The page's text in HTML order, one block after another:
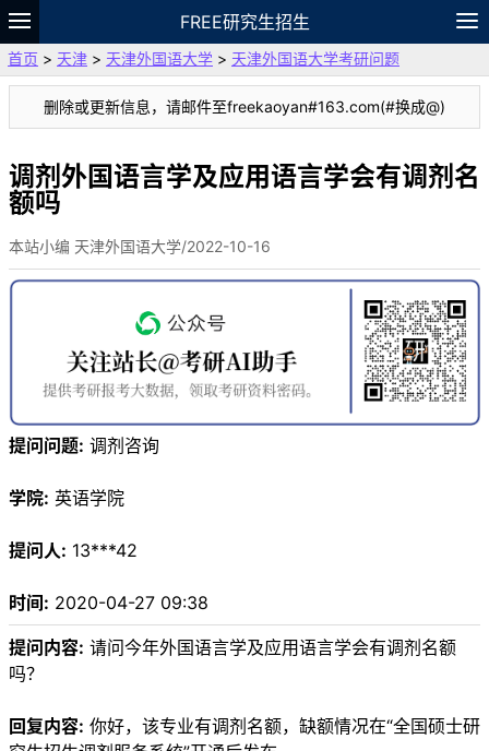
FREE研究生招生
题库
故事 专题 APP 笔记
论坛
VIP
资料
首页 > 天津 > 天津外国语大学 > 天津外国语大学考研问题
删除或更新信息，请邮件至freekaoyan#163.com(#换成@)
调剂外国语言学及应用语言学会有调剂名
额吗
本站小编 天津外国语大学/2022-10-16
提问问题: 调剂咨询
学院: 英语学院
提问人: 13***42
时间: 2020-04-27 09:38
提问内容: 请问今年外国语言学及应用语言学会有调剂名额
吗？
回复内容: 你好，该专业有调剂名额，缺额情况在“全国硕士研